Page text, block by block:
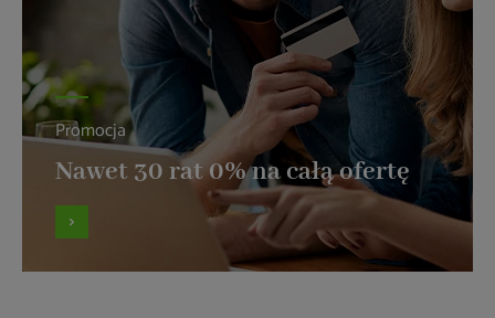
Promocja
Nawet 30 rat 0% na całą ofertę